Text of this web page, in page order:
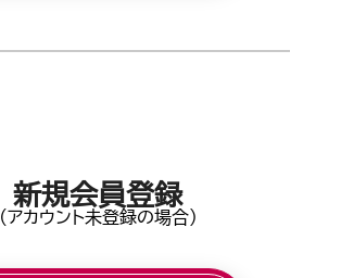
新規会員登録
(アカウント未登録の場合)